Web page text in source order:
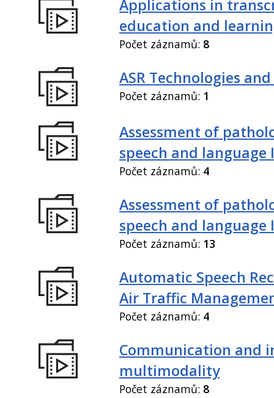
Applications in
education and
Počet záznamů: 8
ASR Technologies
Počet záznamů: 1
Assessment of
speech and language I
Počet záznamů: 4
Assessment of
speech and language
Počet záznamů: 13
Automatic Speech
Air Traffic
Počet záznamů: 4
Communication and
multimodality
Počet záznamů: 8